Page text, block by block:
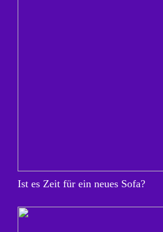
Ist es Zeit für ein neues Sofa?